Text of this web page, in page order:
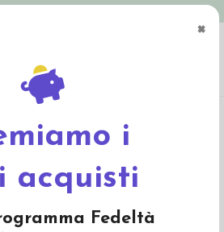
×
i
acquisti
Fedeltà